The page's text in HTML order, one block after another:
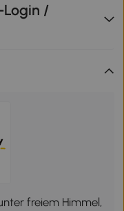
Login /
freiem Himmel,